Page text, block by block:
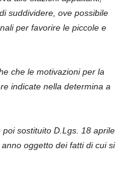
di suddividere, ove possibile
per favorire le piccole e
che le motivazioni per la
indicate nella determina a
sostituito D.Lgs. 18 aprile
anno oggetto dei fatti di cui si